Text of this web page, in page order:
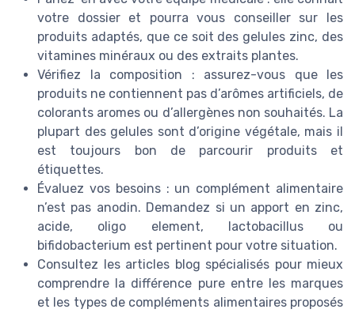
votre dossier et pourra vous conseiller sur les
produits adaptés, que ce soit des gelules zinc, des
vitamines minéraux ou des extraits plantes.
Vérifiez la composition : assurez-vous que les
produits ne contiennent pas d’arômes artificiels, de
colorants aromes ou d’allergènes non souhaités. La
plupart des gelules sont d’origine végétale, mais il
est toujours bon de parcourir produits et
étiquettes.
Évaluez vos besoins : un complément alimentaire
n’est pas anodin. Demandez si un apport en zinc,
acide, oligo element, lactobacillus ou
bifidobacterium est pertinent pour votre situation.
Consultez les articles blog spécialisés pour mieux
comprendre la différence pure entre les marques
et les types de compléments alimentaires proposés